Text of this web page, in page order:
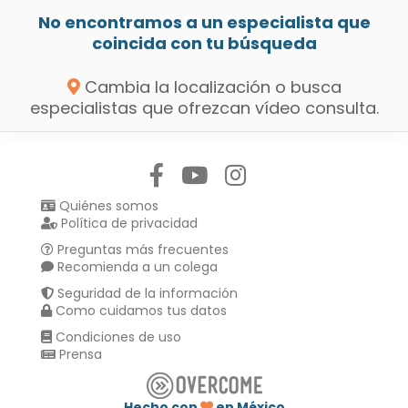
No encontramos a un especialista que
coincida con tu búsqueda
Cambia la localización o busca
especialistas que ofrezcan vídeo consulta.
Quiénes somos
Política de privacidad
Preguntas más frecuentes
Recomienda a un colega
Seguridad de la información
Como cuidamos tus datos
Condiciones de uso
Prensa